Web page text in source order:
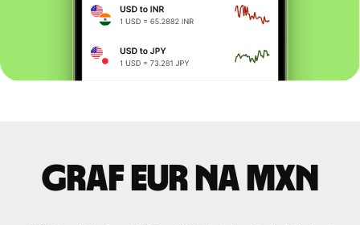
graf EUR na MXN